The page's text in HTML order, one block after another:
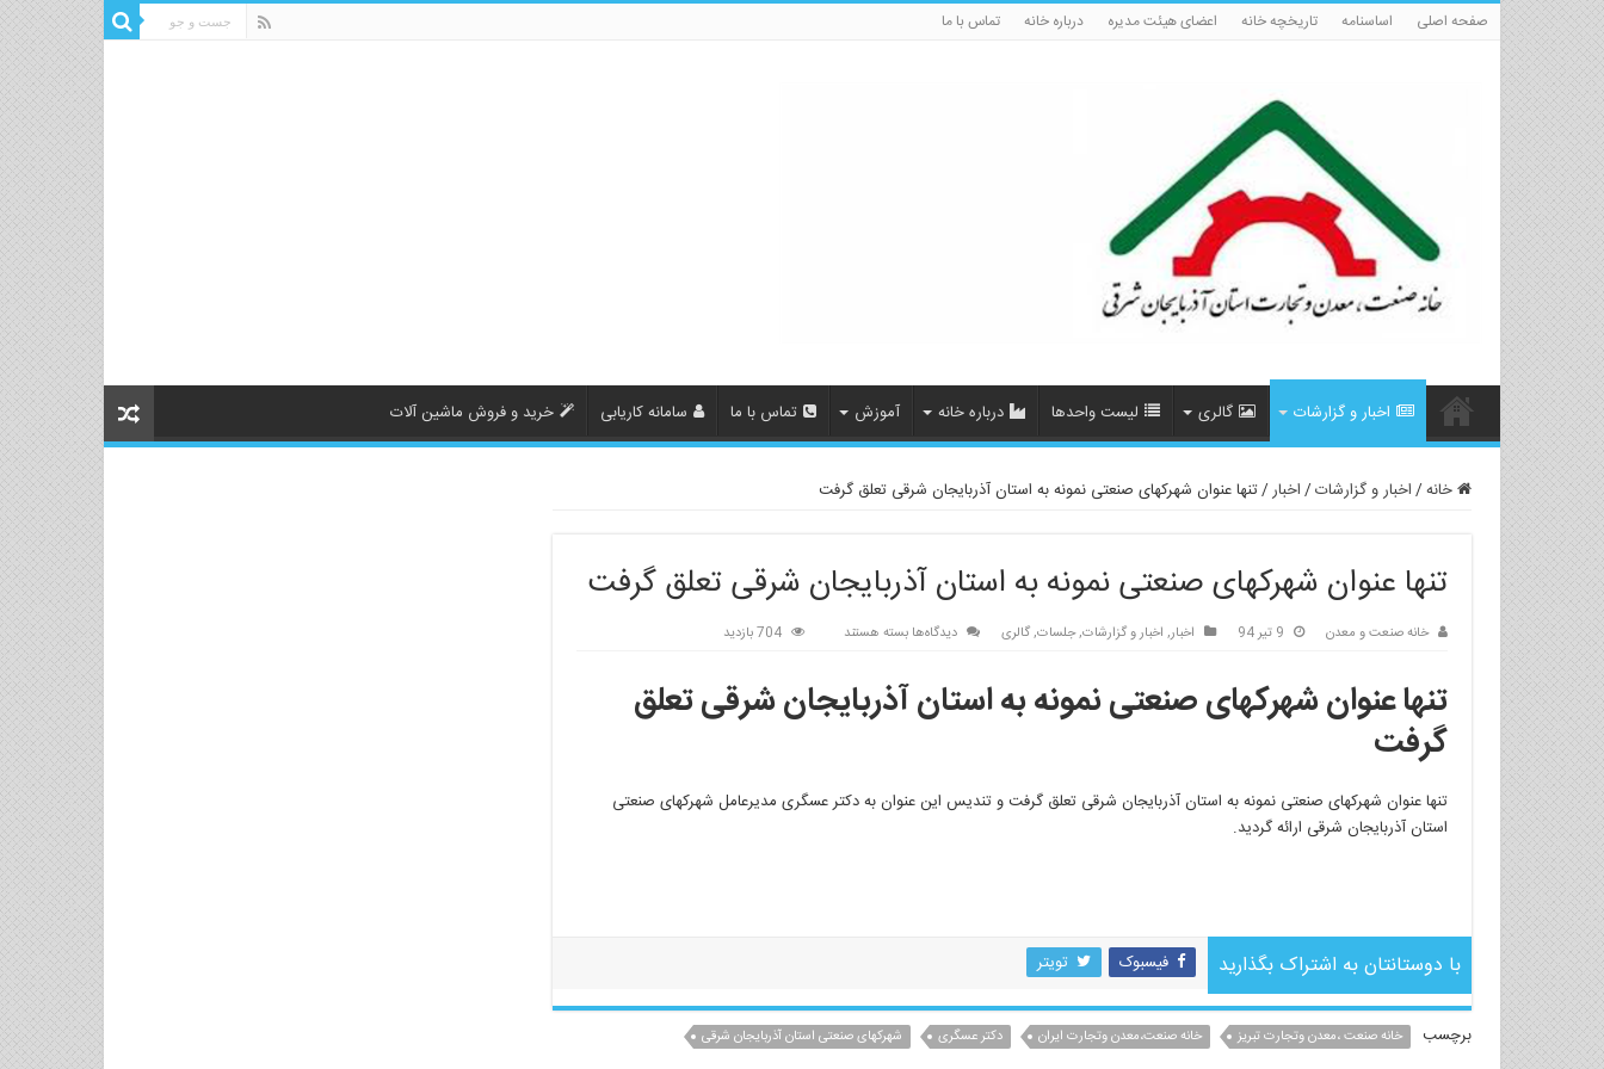
صفحه اصلی اساسنامه تاریخچه خانه اعضای هیئت مدیره درباره خانه تماس با ما
اخبار و گزارشات گالری لیست واحدها درباره خانه آموزش تماس با ما سامانه کاریابی خرید و فروش ماشین آلات
خانه/اخبار و گزارشات/اخبار/تنها عنوان شهرکهای صنعتی نمونه به استان آذربایجان شرقی تعلق گرفت
تنها عنوان شهرکهای صنعتی نمونه به استان آذربایجان شرقی تعلق گرفت
خانه صنعت و معدن 9 تیر 94 اخبار, اخبار و گزارشات,جلسات,گالری دیدگاه‌ها برای
شهرکهای
صنعتی
استان
آذربایجان
بسته هستند 704 بازدید
تنها عنوان شهرکهای صنعتی نمونه به استان آذربایجان شرقی تعلق
گرفت
تنها عنوان شهرکهای صنعتی نمونه به استان آذربایجان شرقی تعلق گرفت و تندیس این عنوان به دکتر عسگری مدیرعامل شهرکهای صنعتی
استان آذربایجان شرقی ارائه گردید.
با دوستانتان به اشتراک بگذارید فیسبوک تویتر
برچسب خانه صنعت ،معدن وتجارت تبریز خانه صنعت،معدن وتجارت ایران دکتر عسگری شهرکهای صنعتی استان آذربایجان شرقی